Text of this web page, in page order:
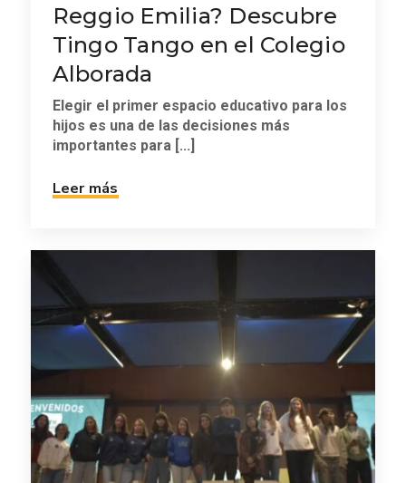
Reggio Emilia? Descubre
Tingo Tango en el Colegio
Alborada
Elegir el primer espacio educativo para los
hijos es una de las decisiones más
importantes para [...]
Leer más